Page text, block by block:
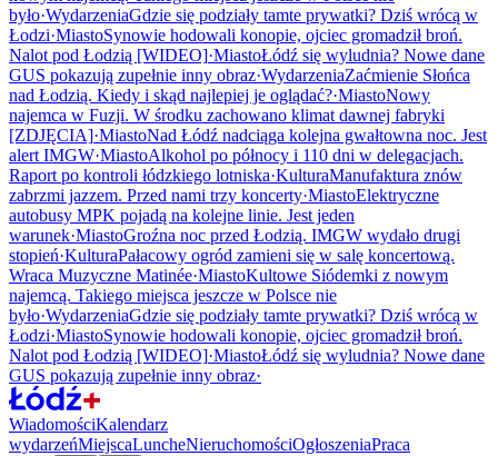
było·WydarzeniaGdzie się podziały tamte prywatki? Dziś wrócą w
Łodzi·MiastoSynowie hodowali konopie, ojciec gromadził broń.
Nalot pod Łodzią [WIDEO]·MiastoŁódź się wyludnia? Nowe dane
GUS pokazują zupełnie inny obraz·WydarzeniaZaćmienie Słońca
nad Łodzią. Kiedy i skąd najlepiej je oglądać?·MiastoNowy
najemca w Fuzji. W środku zachowano klimat dawnej fabryki
[ZDJĘCIA]·MiastoNad Łódź nadciąga kolejna gwałtowna noc. Jest
alert IMGW·MiastoAlkohol po północy i 110 dni w delegacjach.
Raport po kontroli łódzkiego lotniska·KulturaManufaktura znów
zabrzmi jazzem. Przed nami trzy koncerty·MiastoElektryczne
autobusy MPK pojadą na kolejne linie. Jest jeden
warunek·MiastoGroźna noc przed Łodzią. IMGW wydało drugi
stopień·KulturaPałacowy ogród zamieni się w salę koncertową.
Wraca Muzyczne Matinée·MiastoKultowe Siódemki z nowym
najemcą. Takiego miejsca jeszcze w Polsce nie
było·WydarzeniaGdzie się podziały tamte prywatki? Dziś wrócą w
Łodzi·MiastoSynowie hodowali konopie, ojciec gromadził broń.
Nalot pod Łodzią [WIDEO]·MiastoŁódź się wyludnia? Nowe dane
GUS pokazują zupełnie inny obraz·
WiadomościKalendarz
wydarzeńMiejscaLuncheNieruchomościOgłoszeniaPraca